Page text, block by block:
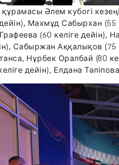
құрамасы Әлем кубогі
Махмұд Сабырхан (55
(60 келіге дейін),
Сабыржан Аққалықов
Нұрбек Оралбай (80
дейін), Елдана